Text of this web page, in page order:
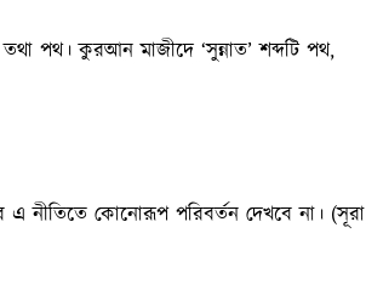
পথ। কুরআন মাজীদে ‘সুন্নাত’ শব্দটি পথ,
নীতিতে কোনোরূপ পরিবর্তন দেখবে না। (সূরা